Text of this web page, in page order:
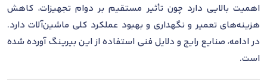
اهمیت بالایی دارد چون تأثیر مستقیم بر دوام تجهیزات، کاهش
هزینه‌های تعمیر و نگهداری و بهبود عملکرد کلی ماشین‌آلات دارد.
در ادامه، صنایع رایج و دلایل فنی استفاده از این بیرینگ آورده شده
است.